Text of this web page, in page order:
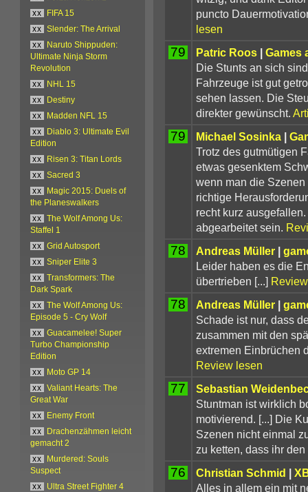
puncto
lesen
79 Patric Roos| Games
Die Stunts an sich
Fahrzeuge ist gut
sehen lassen. Die
direkter gewünscht.
79 Michael Sosinka |
Trotz des gutmütigen
etwas gesenktem
wenn man die
richtige
recht kurz
abgearbeitet sein.
78 Andreas Müller|
Leider haben es die
übertrieben [...]
78 Andreas Müller|
Schade ist nur, dass
zusammen mit den
extremen Einbrüchen
Review lesen
77
Sebastian
Stuntman ist wirklich
motivierend. [...] Die
Szenen nicht einmal
zu ketten, dass ihr
76 Christian Schmid |
Alles in allem ein mit
xx
FIFA 15
xx
Slender: The Arrival
xx
Naruto Shippuden:
Ultimate Ninja Storm
Revolution
xx
NHL 15
xx
Destiny
xx
Madden NFL 15
xx
Diablo 3: Ultimate Evil
Edition
xx
Risen 3: Titan Lords
xx
Sacred 3
xx
Magic 2015: Duels of
the Planeswalkers
xx
The Wolf Among Us:
Staffel 1
xx
Grid Autosport
xx
Sniper Elite 3
xx
Transformers: The
Dark Spark
xx
The Wolf Among Us:
Episode 5 - Cry Wolf
xx
Guacamelee! Super
Turbo Championship
Edition
xx
Moto GP 14
xx
Valiant Hearts: The
Great War
xx
Enemy Front
xx
Drachenzähmen leicht
gemacht 2
xx
Murdered: Souls
Suspect
xx
Ultra Street Fighter 4